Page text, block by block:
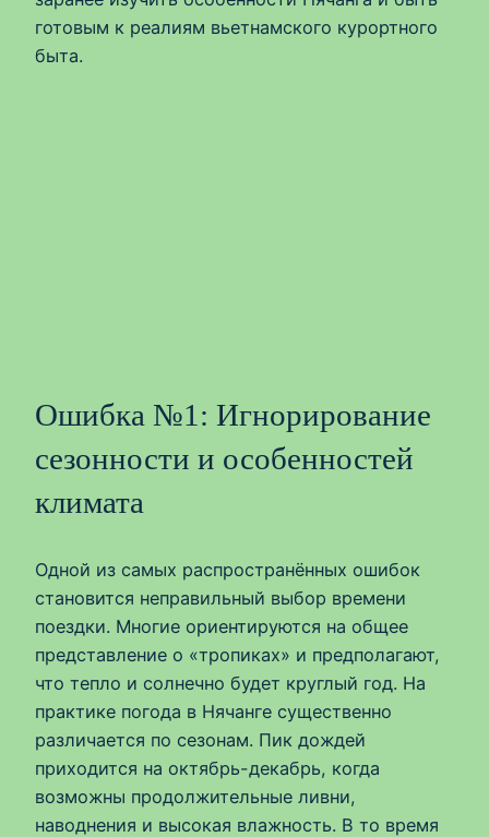
готовым к реалиям вьетнамского курортного
быта.
Ошибка №1: Игнорирование
сезонности и особенностей
климата
Одной из самых распространённых ошибок
становится неправильный выбор времени
поездки. Многие ориентируются на общее
представление о «тропиках» и предполагают,
что тепло и солнечно будет круглый год. На
практике погода в Нячанге существенно
различается по сезонам. Пик дождей
приходится на октябрь-декабрь, когда
возможны продолжительные ливни,
наводнения и высокая влажность. В то время